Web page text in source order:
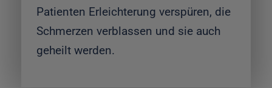
Patienten Erleichterung verspüren, die
Schmerzen verblassen und sie auch
geheilt werden.